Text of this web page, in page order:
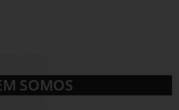
SOMOS